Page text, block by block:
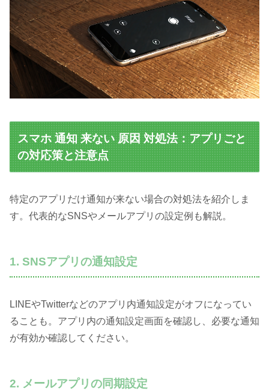
スマホ 通知 来ない 原因 対処法：アプリごと
の対応策と注意点
特定のアプリだけ通知が来ない場合の対処法を紹介しま
す。代表的なSNSやメールアプリの設定例も解説。
1. SNSアプリの通知設定
LINEやTwitterなどのアプリ内通知設定がオフになってい
ることも。アプリ内の通知設定画面を確認し、必要な通知
が有効か確認してください。
2. メールアプリの同期設定